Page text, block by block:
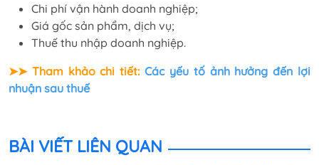
Chi phí vận hành doanh nghiệp;
Giá gốc sản phẩm, dịch vụ;
Thuế thu nhập doanh nghiệp.
➤➤ Tham khảo chi tiết: Các yếu tố ảnh hưởng đến lợi
nhuận sau thuế
BÀI VIẾT LIÊN QUAN